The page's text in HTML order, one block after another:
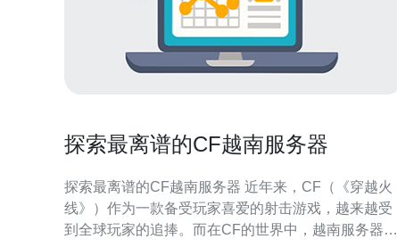
探索最离谱的CF越南服务器
探索最离谱的CF越南服务器 近年来，CF（《穿越火
线》）作为一款备受玩家喜爱的射击游戏，越来越受
到全球玩家的追捧。而在CF的世界中，越南服务器一